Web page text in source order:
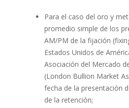
Para el caso del oro y
promedio simple de los
AM/PM de la fijación
Estados Unidos de
Asociación del Mercado
(London Bullion Market
fecha de la presentación
de la retención;